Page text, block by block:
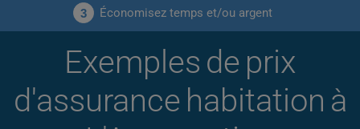
3 Économisez temps et/ou argent
Exemples de prix
d'assurance habitation à